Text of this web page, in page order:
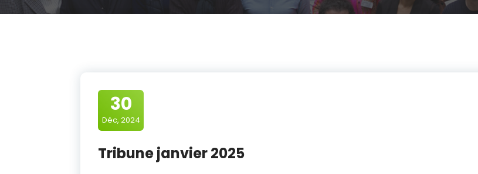
30
Déc, 2024
Tribune janvier 2025